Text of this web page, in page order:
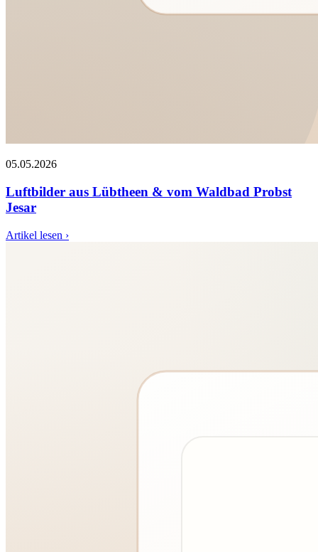
05.05.2026
Luftbilder aus Lübtheen & vom Waldbad Probst
Jesar
Artikel lesen ›